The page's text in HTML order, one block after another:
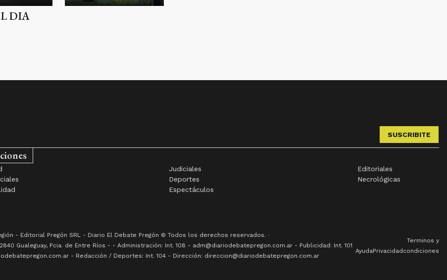
DIA
SUSCRIBITE
Judiciales
Deportes
Espectáculos
Editoriales
Necrológicas
- Editorial Pregón SRL - Diario El Debate Pregón © Todos los derechos reservados. ·
2840 Gualeguay, Pcia. de Entre Ríos - - Administración: Int. 108 - adm@diariodebatepregon.com.ar - Publicidad: Int. 101
- Redacción / Deportes: Int. 104 - Dirección: direccion@diariodebatepregon.com.ar
AyudaPrivacidad
Terminos y
condiciones